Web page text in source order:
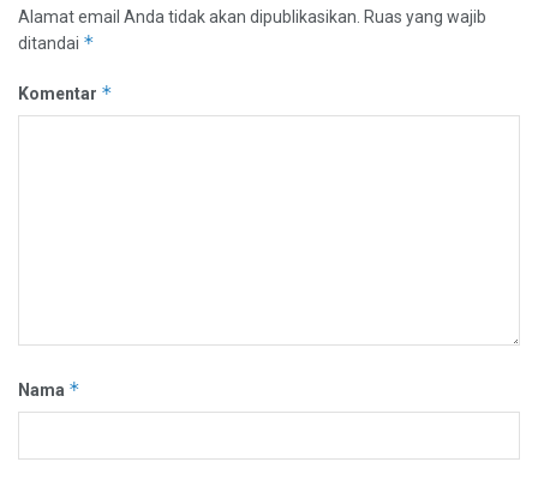
Alamat email Anda tidak akan dipublikasikan. Ruas yang wajib
ditandai *
Komentar *
Nama *